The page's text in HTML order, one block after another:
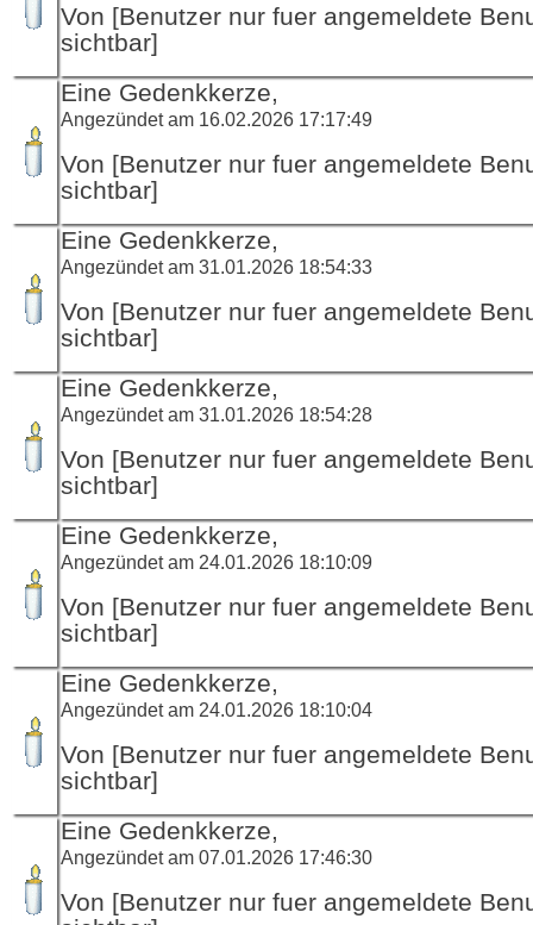
Von [Benutzer nur fuer angemeldete
sichtbar]
Eine Gedenkkerze,
Angezündet am 16.02.2026 17:17:49
Von [Benutzer nur fuer angemeldete
sichtbar]
Eine Gedenkkerze,
Angezündet am 31.01.2026 18:54:33
Von [Benutzer nur fuer angemeldete
sichtbar]
Eine Gedenkkerze,
Angezündet am 31.01.2026 18:54:28
Von [Benutzer nur fuer angemeldete
sichtbar]
Eine Gedenkkerze,
Angezündet am 24.01.2026 18:10:09
Von [Benutzer nur fuer angemeldete
sichtbar]
Eine Gedenkkerze,
Angezündet am 24.01.2026 18:10:04
Von [Benutzer nur fuer angemeldete
sichtbar]
Eine Gedenkkerze,
Angezündet am 07.01.2026 17:46:30
Von [Benutzer nur fuer angemeldete